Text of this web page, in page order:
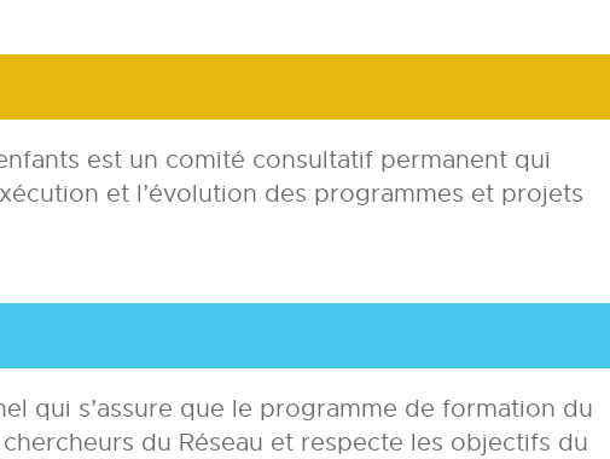
est un comité consultatif permanent qui
et l’évolution des programmes et projets
qui s’assure que le programme de formation du
du Réseau et respecte les objectifs du